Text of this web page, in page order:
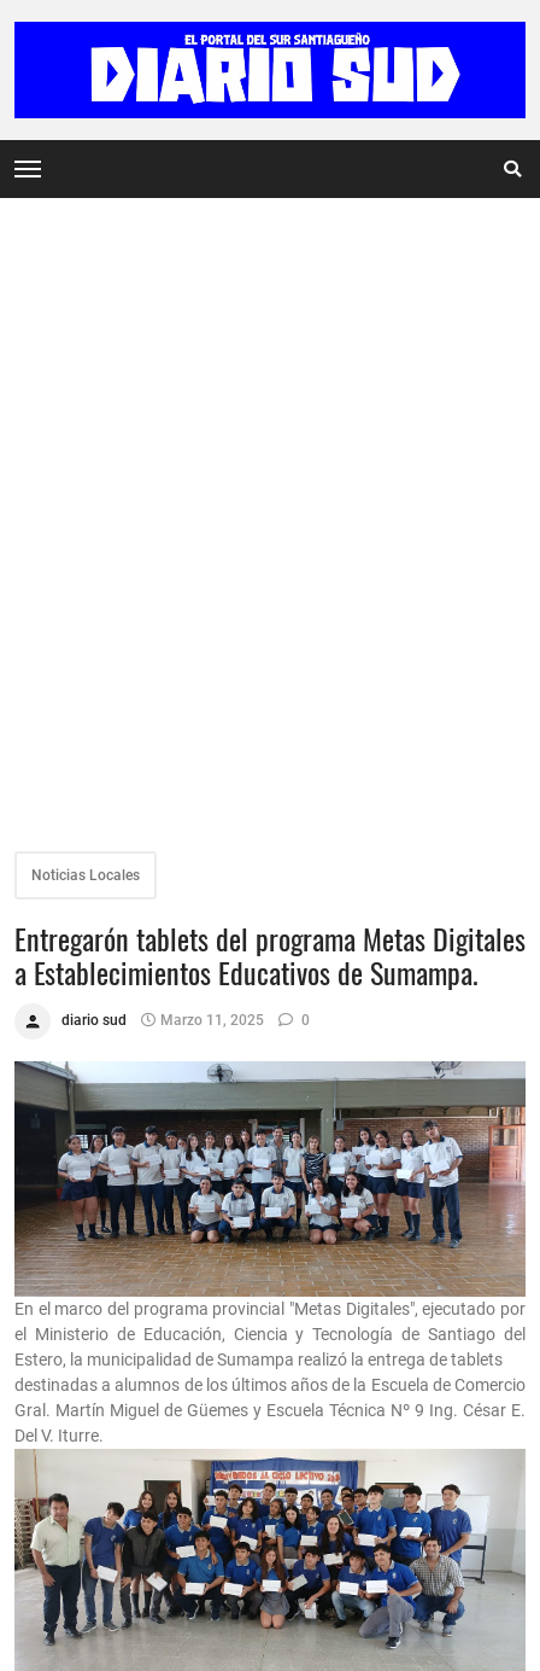
Noticias Locales
Entregarón tablets del programa Metas Digitales
a Establecimientos Educativos de Sumampa.
diario sud Marzo 11, 2025 0
En el marco del programa provincial "Metas Digitales", ejecutado por
el Ministerio de Educación, Ciencia y Tecnología de Santiago del
Estero, la municipalidad de Sumampa realizó la entrega de tablets
destinadas a alumnos de los últimos años de la Escuela de Comercio
Gral. Martín Miguel de Güemes y Escuela Técnica Nº 9 Ing. César E.
Del V. Iturre.